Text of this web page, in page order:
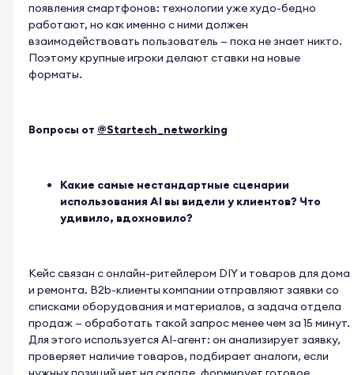
появления смартфонов: технологии уже худо-бедно
работают, но как именно с ними должен
взаимодействовать пользователь — пока не знает никто.
Поэтому крупные игроки делают ставки на новые
форматы.
Вопросы от @Startech_networking
Какие самые нестандартные сценарии
использования AI вы видели у клиентов? Что
удивило, вдохновило?
Кейс связан с онлайн-ритейлером DIY и товаров для дома
и ремонта. B2b-клиенты компании отправляют заявки со
списками оборудования и материалов, а задача отдела
продаж — обработать такой запрос менее чем за 15 минут.
Для этого используется AI-агент: он анализирует заявку,
проверяет наличие товаров, подбирает аналоги, если